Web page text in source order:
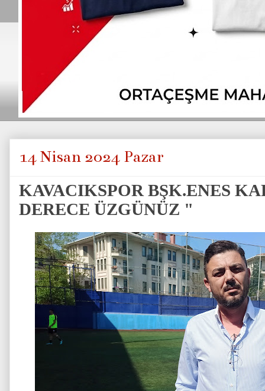
14 Nisan 2024 Pazar
KAVACIKSPOR BŞK.ENES
DERECE ÜZGÜNÜZ "